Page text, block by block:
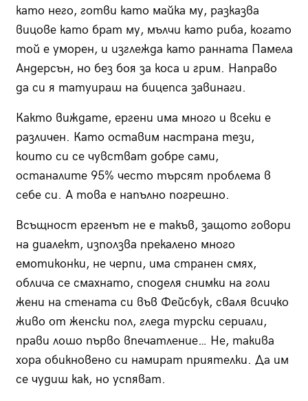
като него, готви като майка му, разказва
вицове като брат му, мълчи като риба, когато
той е уморен, и изглежда като ранната Памела
Андерсън, но без боя за коса и грим. Направо
да си я татуираш на бицепса завинаги.
Както виждате, ергени има много и всеки е
различен. Като оставим настрана тези,
които си се чувстват добре сами,
останалите 95% често търсят проблема в
себе си. А това е напълно погрешно.
Всъщност ергенът не е такъв, защото говори
на диалект, използва прекалено много
емотиконки, не черпи, има странен смях,
облича се смахнато, споделя снимки на голи
жени на стената си във Фейсбук, сваля всичко
живо от женски пол, гледа турски сериали,
прави лошо първо впечатление… Не, такива
хора обикновено си намират приятелки. Да им
се чудиш как, но успяват.